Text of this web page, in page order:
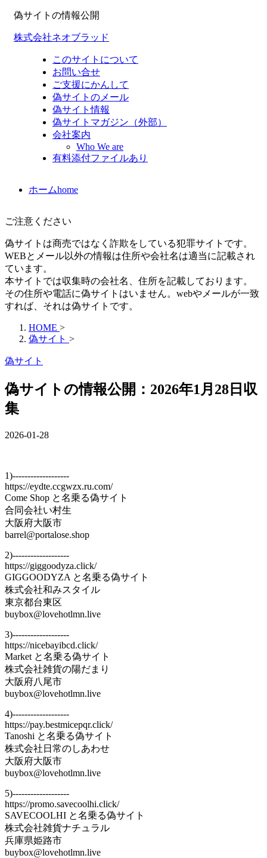
偽サイトの情報公開
株式会社ネオブラッド
このサイトについて
お問い合せ
ご支援にかんして
偽サイトのメール
偽サイト情報
偽サイトマガジン（外部）
会社案内
Who We are
有料添付ファイルあり
ホームhome
ご注意ください
偽サイトは商売ではなく詐欺をしている犯罪サイトです。
WEBとメール以外の情報は住所や会社名は適当に記載され
ています。
本サイトでは収集時の会社名、住所を記載しております。
その住所や電話に偽サイトはいません。webやメールが一致
すれば、それは偽サイトです。
HOME >
偽サイト >
偽サイト
偽サイトの情報公開：2026年1月28日収
集
2026-01-28
1)-------------------
https://eydte.ccgwzx.ru.com/
Come Shop と名乗る偽サイト
合同会社い村生
大阪府大阪市
barrel@portalose.shop
2)-------------------
https://giggoodyza.click/
GIGGOODYZA と名乗る偽サイト
株式会社和みスタイル
東京都台東区
buybox@lovehotlmn.live
3)-------------------
https://nicebayibcd.click/
Market と名乗る偽サイト
株式会社雑貨の陽だまり
大阪府八尾市
buybox@lovehotlmn.live
4)-------------------
https://pay.bestmicepqr.click/
Tanoshi と名乗る偽サイト
株式会社日常のしあわせ
大阪府大阪市
buybox@lovehotlmn.live
5)-------------------
https://promo.savecoolhi.click/
SAVECOOLHI と名乗る偽サイト
株式会社雑貨ナチュラル
兵庫県姫路市
buybox@lovehotlmn.live